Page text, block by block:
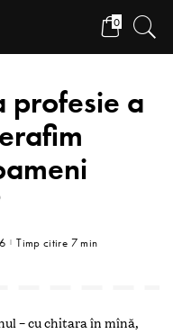
0
profesie a
Timp citire 7 min
– cu chitara în mînă,